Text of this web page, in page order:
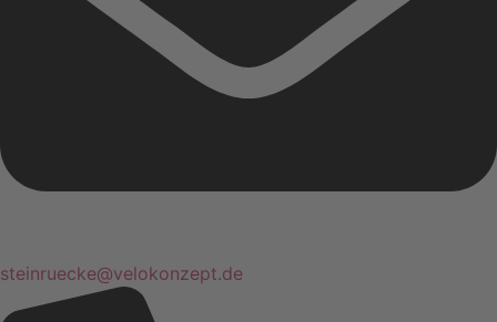
steinruecke@velokonzept.de